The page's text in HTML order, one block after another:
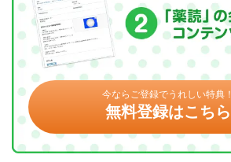
今ならご登録でうれしい特典！
無料登録はこちら